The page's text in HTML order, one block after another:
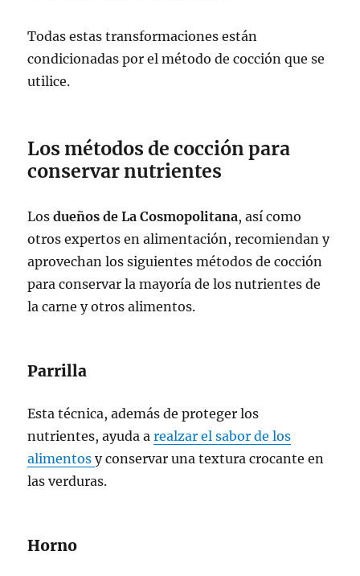
Todas estas transformaciones están
condicionadas por el método de cocción que se
utilice.
Los métodos de cocción para
conservar nutrientes
Losdueños de La Cosmopolitana, así como
otros expertos en alimentación, recomiendan y
aprovechan los siguientes métodos de cocción
para conservar la mayoría de los nutrientes de
la carne y otros alimentos.
Parrilla
Esta técnica, además de proteger los
nutrientes, ayuda arealzar el sabor de los
alimentosy conservar una textura crocante en
las verduras.
Horno